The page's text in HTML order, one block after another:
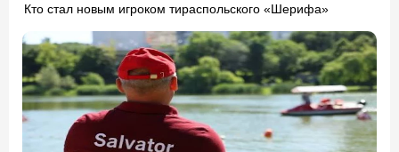
Кто стал новым игроком тираспольского «Шерифа»